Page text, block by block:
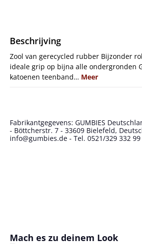
Beschrijving
Zool van gerecycled rubber Bijzonder
ideale grip op bijna alle ondergronden
katoenen teenband… Meer
Fabrikantgegevens: GUMBIES
- Böttcherstr. 7 - 33609 Bielefeld,
info@gumbies.de - Tel. 0521/329 332 99
Productgalerij overslaan
Mach es zu deinem Look